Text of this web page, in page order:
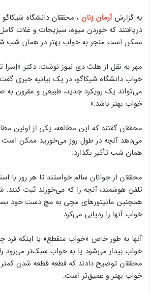
به گزارشآرمان زنان ، محققان دانشگاه شیکاگو
دریافتند که خوردن میوه، سبزیجات و غلات
ممکن است منجر به خواب بهتر در همان شب
مهر به نقل از هلث دی نیوز نوشت: دکتر «اِسرا
خواب دانشگاه شیکاگو، در یک بیانیه خبری
می‌تواند یک رویکرد جدید، طبیعی و مقرون به
خواب بهتر باشد.»
محققان گفتند که این مطالعه، یکی از اولین
می‌دهد آنچه در طول روز می‌خورید ممکن است
همان شب تأثیر بگذارد.
محققان از جوانان سالم خواستند تا هر روز با
تلفن هوشمند، آنچه را که می‌خورند ثبت کنند.
همچنین مانیتورهای مچی به مچ دست خود
خواب آنها را ردیابی می‌کرد.
آنها به طور خاص «خواب منقطع» یا اینکه فرد
خواب بیدار می‌شود یا به خواب سبک‌تر می‌رود را
محققان توضیح دادند که قطعه قطعه شدن
خواب بهتر و عمیق‌تر است.